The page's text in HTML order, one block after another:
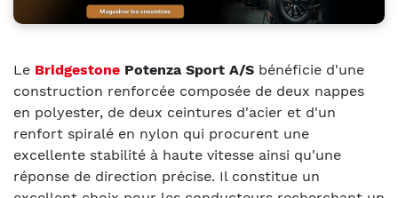
Le Bridgestone Potenza Sport A/S bénéficie d'une
construction renforcée composée de deux nappes
en polyester, de deux ceintures d'acier et d'un
renfort spiralé en nylon qui procurent une
excellente stabilité à haute vitesse ainsi qu'une
réponse de direction précise. Il constitue un